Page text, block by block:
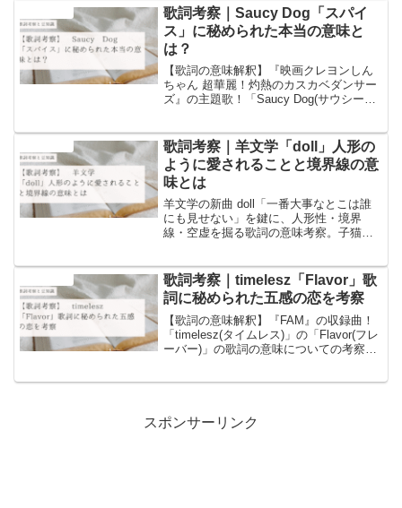
まれるワードについての豆知識を書いて
います！
歌詞考察｜Saucy Dog「スパイ
ス」に秘められた本当の意味と
は？
【歌詞の意味解釈】『映画クレヨンしん
ちゃん 超華麗！灼熱のカスカベダンサー
ズ』の主題歌！「Saucy Dog(サウシード
いての豆知識を書いています！
歌詞考察｜羊文学「doll」人形の
ように愛されることと境界線の意
味とは
羊文学の新曲 doll「一番大事なとこは誰
にも見せない」を鍵に、人形性・境界
線・空虚を掘る歌詞の意味考察。子猫の
と深い解釈。
歌詞考察｜timelesz「Flavor」歌
詞に秘められた五感の恋を考察
【歌詞の意味解釈】『FAM』の収録曲！
「timelesz(タイムレス)」の「Flavor(フレ
ーバー)」の歌詞の意味についての考察と
スポンサーリンク